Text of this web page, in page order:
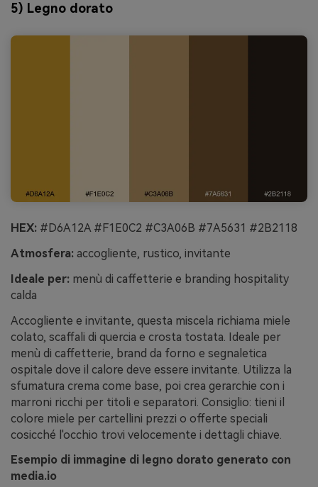
5) Legno dorato
HEX: #D6A12A #F1E0C2 #C3A06B #7A5631 #2B2118
Atmosfera: accogliente, rustico, invitante
Ideale per: menù di caffetterie e branding hospitality
calda
Accogliente e invitante, questa miscela richiama miele
colato, scaffali di quercia e crosta tostata. Ideale per
menù di caffetterie, brand da forno e segnaletica
ospitale dove il calore deve essere invitante. Utilizza la
sfumatura crema come base, poi crea gerarchie con i
marroni ricchi per titoli e separatori. Consiglio: tieni il
colore miele per cartellini prezzi o offerte speciali
cosicché l'occhio trovi velocemente i dettagli chiave.
Esempio di immagine di legno dorato generato con
media.io